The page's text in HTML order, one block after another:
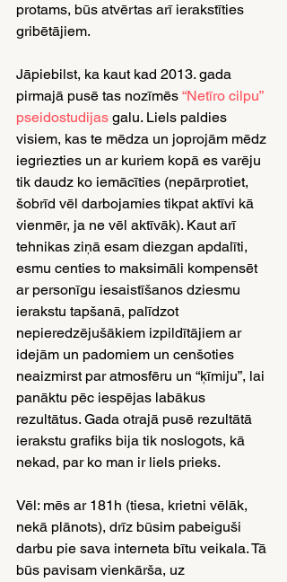
protams, būs atvērtas arī ierakstīties
gribētājiem.
Jāpiebilst, ka kaut kad 2013. gada
pirmajā pusē tas nozīmēs “Netīro cilpu”
pseidostudijas galu. Liels paldies
visiem, kas te mēdza un joprojām mēdz
iegriezties un ar kuriem kopā es varēju
tik daudz ko iemācīties (nepārprotiet,
šobrīd vēl darbojamies tikpat aktīvi kā
vienmēr, ja ne vēl aktīvāk). Kaut arī
tehnikas ziņā esam diezgan apdalīti,
esmu centies to maksimāli kompensēt
ar personīgu iesaistīšanos dziesmu
ierakstu tapšanā, palīdzot
nepieredzējušākiem izpildītājiem ar
idejām un padomiem un cenšoties
neaizmirst par atmosfēru un “ķīmiju”, lai
panāktu pēc iespējas labākus
rezultātus. Gada otrajā pusē rezultātā
ierakstu grafiks bija tik noslogots, kā
nekad, par ko man ir liels prieks.
Vēl: mēs ar 181h (tiesa, krietni vēlāk,
nekā plānots), drīz būsim pabeiguši
darbu pie sava interneta bītu veikala. Tā
būs pavisam vienkārša, uz